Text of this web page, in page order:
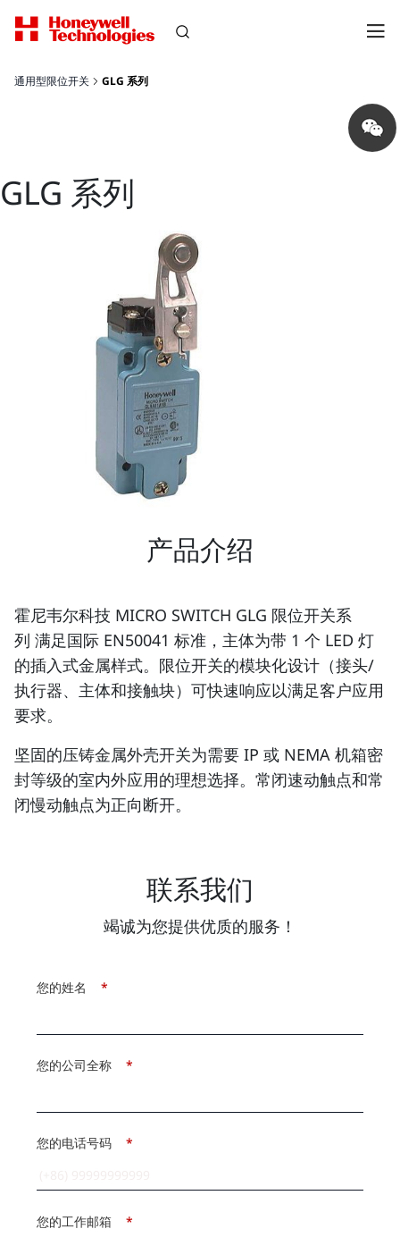
通用型限位开关 GLG 系列
Share
on
wechat
GLG 系列
产品介绍
霍尼韦尔科技 MICRO SWITCH GLG 限位开关系
列 满足国际 EN50041 标准，主体为带 1 个 LED 灯
的插入式金属样式。限位开关的模块化设计（接头/
执行器、主体和接触块）可快速响应以满足客户应用
要求。
坚固的压铸金属外壳开关为需要 IP 或 NEMA 机箱密
封等级的室内外应用的理想选择。常闭速动触点和常
闭慢动触点为正向断开。
联系我们
竭诚为您提供优质的服务！
*
您的姓名
*
您的公司全称
*
您的电话号码
*
您的工作邮箱